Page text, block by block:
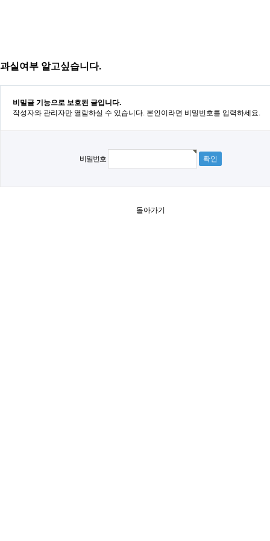
과실여부 알고싶습니다.
비밀글 기능으로 보호된 글입니다.
작성자와 관리자만 열람하실 수 있습니다. 본인이라면 비밀번호를 입력하세요.
비밀번호
돌아가기